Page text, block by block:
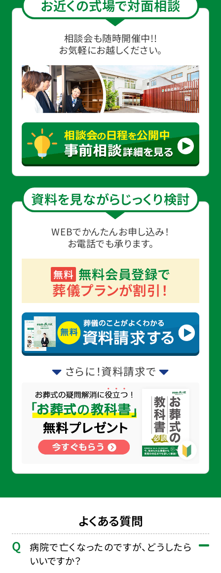
お近くの式場で対面相談
相談会も随時開催中!!
お気軽にお越しください。
資料を見ながらじっくり検討
WEBでかんたんお申し込み！
お電話でも承ります。
無料 無料会員登録で
葬儀プランが割引！
さらに！資料請求で
よくある質問
病院で亡くなったのですが、どうしたら
いいですか？